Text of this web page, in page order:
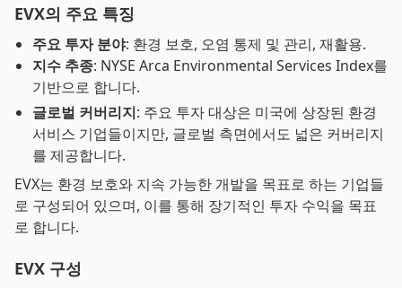
EVX의 주요 특징
주요 투자 분야: 환경 보호, 오염 통제 및 관리, 재활용.
지수 추종: NYSE Arca Environmental Services Index를
기반으로 합니다.
글로벌 커버리지: 주요 투자 대상은 미국에 상장된 환경
서비스 기업들이지만, 글로벌 측면에서도 넓은 커버리지
를 제공합니다.
EVX는 환경 보호와 지속 가능한 개발을 목표로 하는 기업들
로 구성되어 있으며, 이를 통해 장기적인 투자 수익을 목표
로 합니다.
EVX 구성